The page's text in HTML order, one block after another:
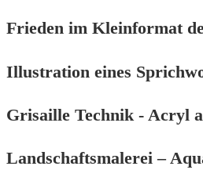
Frieden im Kleinformat
Illustration eines
Grisaille Technik - Acryl
Landschaftsmalerei –